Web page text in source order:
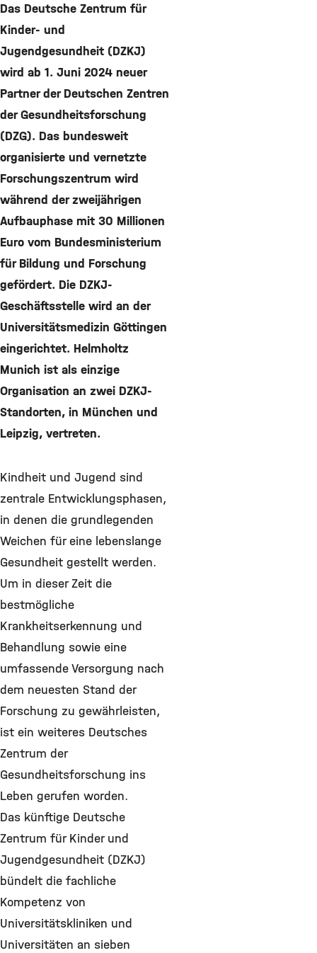
Das Deutsche Zentrum für
Kinder- und
Jugendgesundheit (DZKJ)
wird ab 1. Juni 2024 neuer
Partner der Deutschen Zentren
der Gesundheitsforschung
(DZG). Das bundesweit
organisierte und vernetzte
Forschungszentrum wird
während der zweijährigen
Aufbauphase mit 30 Millionen
Euro vom Bundesministerium
für Bildung und Forschung
gefördert. Die DZKJ-
Geschäftsstelle wird an der
Universitätsmedizin Göttingen
eingerichtet. Helmholtz
Munich ist als einzige
Organisation an zwei DZKJ-
Standorten, in München und
Leipzig, vertreten.
Kindheit und Jugend sind
zentrale Entwicklungsphasen,
in denen die grundlegenden
Weichen für eine lebenslange
Gesundheit gestellt werden.
Um in dieser Zeit die
bestmögliche
Krankheitserkennung und
Behandlung sowie eine
umfassende Versorgung nach
dem neuesten Stand der
Forschung zu gewährleisten,
ist ein weiteres Deutsches
Zentrum der
Gesundheitsforschung ins
Leben gerufen worden.
Das künftige Deutsche
Zentrum für Kinder und
Jugendgesundheit (DZKJ)
bündelt die fachliche
Kompetenz von
Universitätskliniken und
Universitäten an sieben